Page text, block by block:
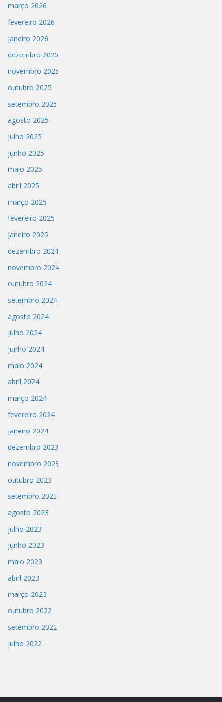
março 2026
fevereiro 2026
janeiro 2026
dezembro 2025
novembro 2025
outubro 2025
setembro 2025
agosto 2025
julho 2025
junho 2025
maio 2025
abril 2025
março 2025
fevereiro 2025
janeiro 2025
dezembro 2024
novembro 2024
outubro 2024
setembro 2024
agosto 2024
julho 2024
junho 2024
maio 2024
abril 2024
março 2024
fevereiro 2024
janeiro 2024
dezembro 2023
novembro 2023
outubro 2023
setembro 2023
agosto 2023
julho 2023
junho 2023
maio 2023
abril 2023
março 2023
outubro 2022
setembro 2022
julho 2022